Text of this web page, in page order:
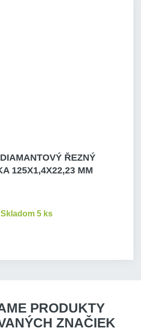
ŘEZNÝ
125X1,4X22,23 MM
Skladom 5 ks
PRODUKTY
ZNAČIEK